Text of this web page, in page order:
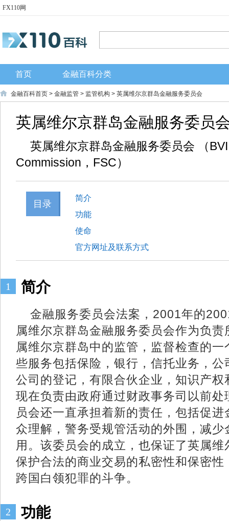
FX110网
首页 金融百科分类
金融百科首页 > 金融监管 > 监管机构 > 英属维尔京群岛金融服务委员会
英属维尔京群岛金融服务委员
英属维尔京群岛金融服务委员会 （
Commission，FSC）
目录
简介
功能
使命
官方网址及联系方式
1 简介
金融服务委员会法案，2001年的
属维尔京群岛金融服务委员会作为负
属维尔京群岛中的监管，监督检查的
些服务包括保险，银行，信托业务，
公司的登记，有限合伙企业，知识产
现在负责由政府通过财政事务司以前
员会还一直承担着新的责任，包括促
众理解，警务受规管活动的外围，减
用。该委员会的成立，也保证了英属
保护合法的商业交易的私密性和保密
跨国白领犯罪的斗争。
2 功能